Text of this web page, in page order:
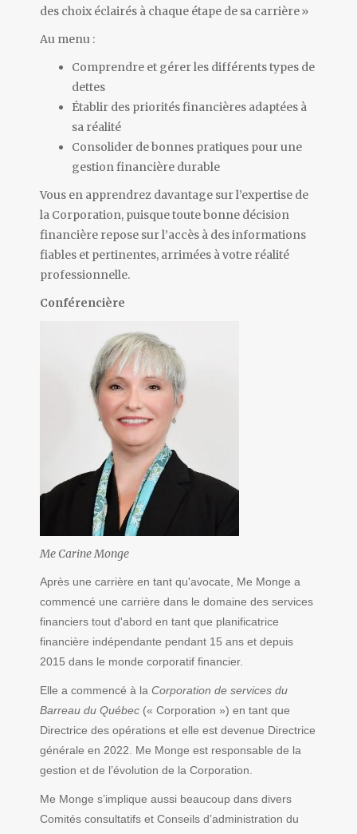
des choix éclairés à chaque étape de sa carrière »
Au menu :
Comprendre et gérer les différents types de
dettes
Établir des priorités financières adaptées à
sa réalité
Consolider de bonnes pratiques pour une
gestion financière durable
Vous en apprendrez davantage sur l’expertise de
la Corporation, puisque toute bonne décision
financière repose sur l’accès à des informations
fiables et pertinentes, arrimées à votre réalité
professionnelle.
Conférencière
Me Carine Monge
Après une carrière en tant qu'avocate, Me Monge a
commencé une carrière dans le domaine des services
financiers tout d'abord en tant que planificatrice
financière indépendante pendant 15 ans et depuis
2015 dans le monde corporatif financier.
Elle a commencé à la Corporation de services du
Barreau du Québec (« Corporation ») en tant que
Directrice des opérations et elle est devenue Directrice
générale en 2022. Me Monge est responsable de la
gestion et de l’évolution de la Corporation.
Me Monge s’implique aussi beaucoup dans divers
Comités consultatifs et Conseils d’administration du